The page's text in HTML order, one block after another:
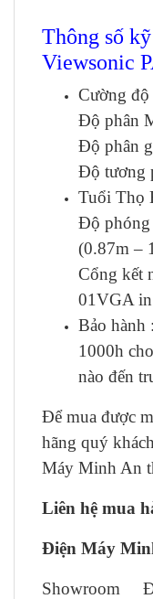
Thông số
Viewsonic
Cường độ
Độ phân
Độ phân
Độ tương
Tuổi Thọ
Độ phóng
(0.87m –
Cổng kết
01VGA
Bảo hành
1000h
nào đến
Để mua được
hãng quý
Máy Minh An
Liên hệ mua
Điện Máy
Showroom